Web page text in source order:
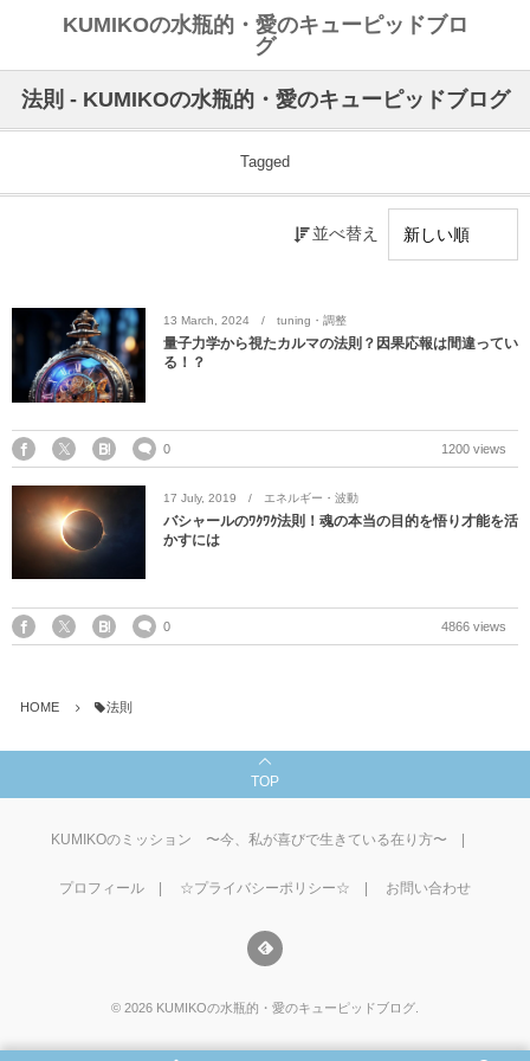
KUMIKOの水瓶的・愛のキューピッドブロ
グ
法則 - KUMIKOの水瓶的・愛のキューピッドブログ
Tagged
並べ替え
13 March 2024 tuning・調整
量子力学から視たカルマの法則？因果応報は間違ってい
る！？
0 1200 views
17 July, 2019 エネルギー・波動
バシャールのﾜｸﾜｸ法則！魂の本当の目的を悟り才能を活
かすには
0 4866 views
HOME 法則
TOP
KUMIKOのミッション 〜今、私が喜びで生きている在り方〜
プロフィール ☆プライバシーポリシー☆ お問い合わせ
© 2026 KUMIKOの水瓶的・愛のキューピッドブログ